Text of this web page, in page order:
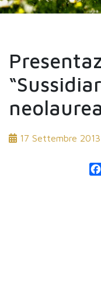
17 Settembre 2013